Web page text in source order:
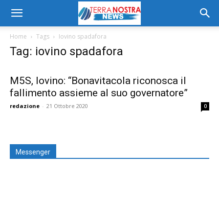
Home Tags Iovino spadafora
Tag: iovino spadafora
M5S, Iovino: “Bonavitacola riconosca il
fallimento assieme al suo governatore”
redazione - 21 Ottobre 2020 0
Messenger